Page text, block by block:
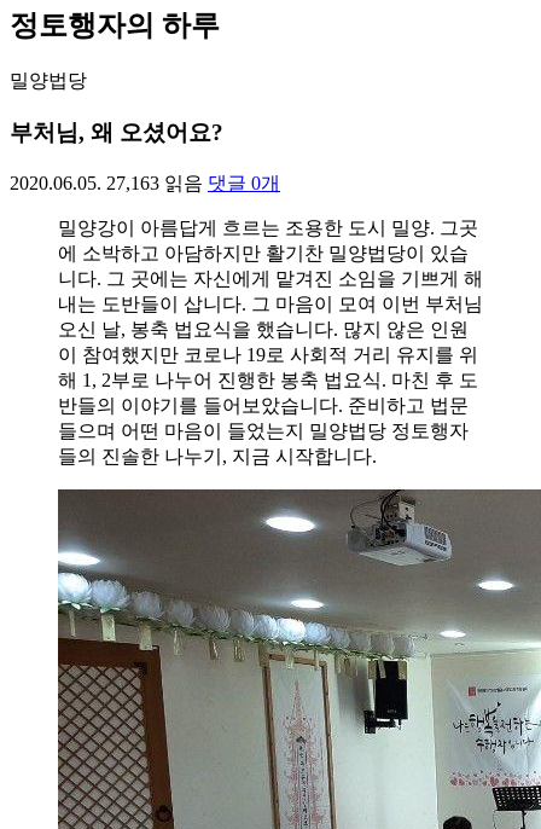
정토행자의 하루
밀양법당
부처님, 왜 오셨어요?
2020.06.05. 27,163 읽음 댓글 0개
밀양강이 아름답게 흐르는 조용한 도시 밀양. 그곳
에 소박하고 아담하지만 활기찬 밀양법당이 있습
니다. 그 곳에는 자신에게 맡겨진 소임을 기쁘게 해
내는 도반들이 삽니다. 그 마음이 모여 이번 부처님
오신 날, 봉축 법요식을 했습니다. 많지 않은 인원
이 참여했지만 코로나 19로 사회적 거리 유지를 위
해 1, 2부로 나누어 진행한 봉축 법요식. 마친 후 도
반들의 이야기를 들어보았습니다. 준비하고 법문
들으며 어떤 마음이 들었는지 밀양법당 정토행자
들의 진솔한 나누기, 지금 시작합니다.